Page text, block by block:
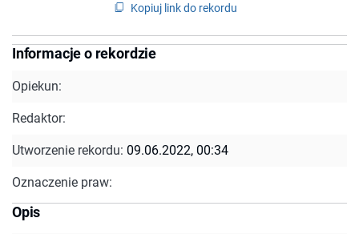
Kopiuj link do rekordu
Informacje o rekordzie
Opiekun:
Redaktor:
Utworzenie rekordu: 09.06.2022, 00:34
Oznaczenie praw:
Opis